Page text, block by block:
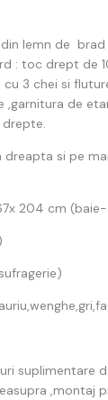
lemn de
: toc drept de
3 chei si
,garnitura de
dreapta si pe
204 cm
suplimentare
,montaj